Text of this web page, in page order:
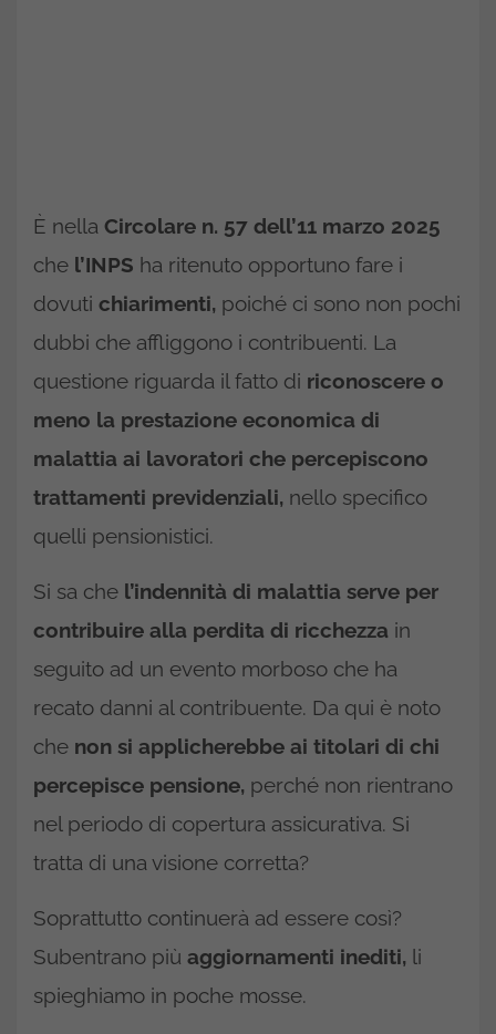
È nella Circolare n. 57 dell’11 marzo 2025
che l’INPS ha ritenuto opportuno fare i
dovuti chiarimenti, poiché ci sono non pochi
dubbi che affliggono i contribuenti. La
questione riguarda il fatto di riconoscere o
meno la prestazione economica di
malattia ai lavoratori che percepiscono
trattamenti previdenziali, nello specifico
quelli pensionistici.
Si sa che l’indennità di malattia serve per
contribuire alla perdita di ricchezza in
seguito ad un evento morboso che ha
recato danni al contribuente. Da qui è noto
che non si applicherebbe ai titolari di chi
percepisce pensione, perché non rientrano
nel periodo di copertura assicurativa. Si
tratta di una visione corretta?
Soprattutto continuerà ad essere così?
Subentrano più aggiornamenti inediti, li
spieghiamo in poche mosse.